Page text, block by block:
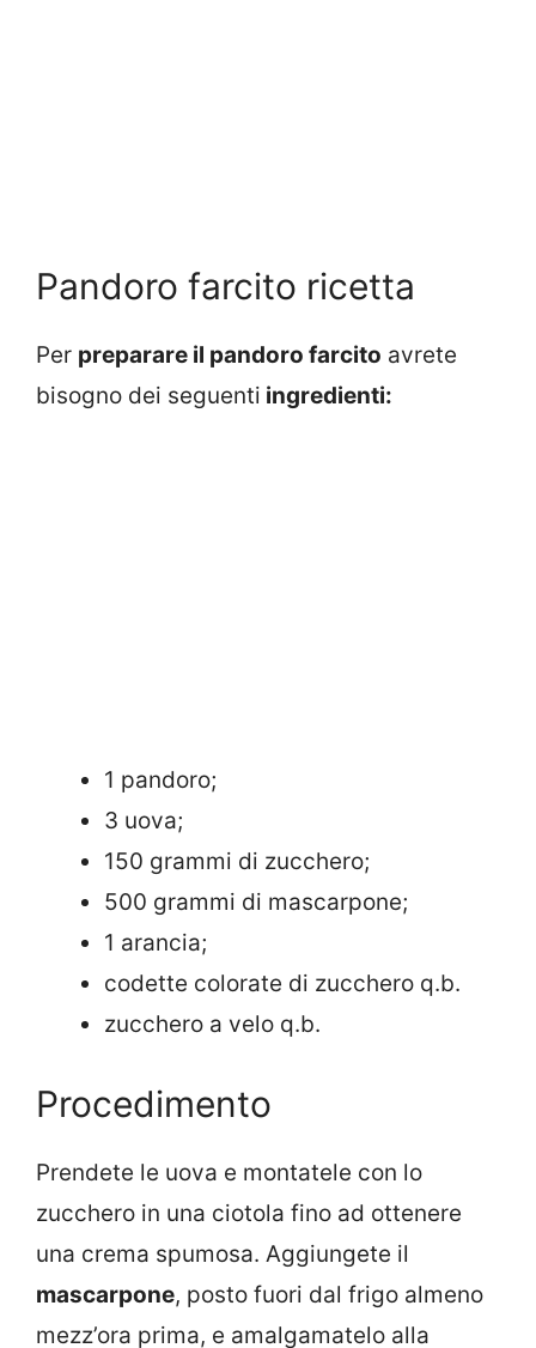
Pandoro farcito ricetta
Per preparare il pandoro farcito avrete
bisogno dei seguenti ingredienti:
1 pandoro;
3 uova;
150 grammi di zucchero;
500 grammi di mascarpone;
1 arancia;
codette colorate di zucchero q.b.
zucchero a velo q.b.
Procedimento
Prendete le uova e montatele con lo
zucchero in una ciotola fino ad ottenere
una crema spumosa. Aggiungete il
mascarpone, posto fuori dal frigo almeno
mezz’ora prima, e amalgamatelo alla